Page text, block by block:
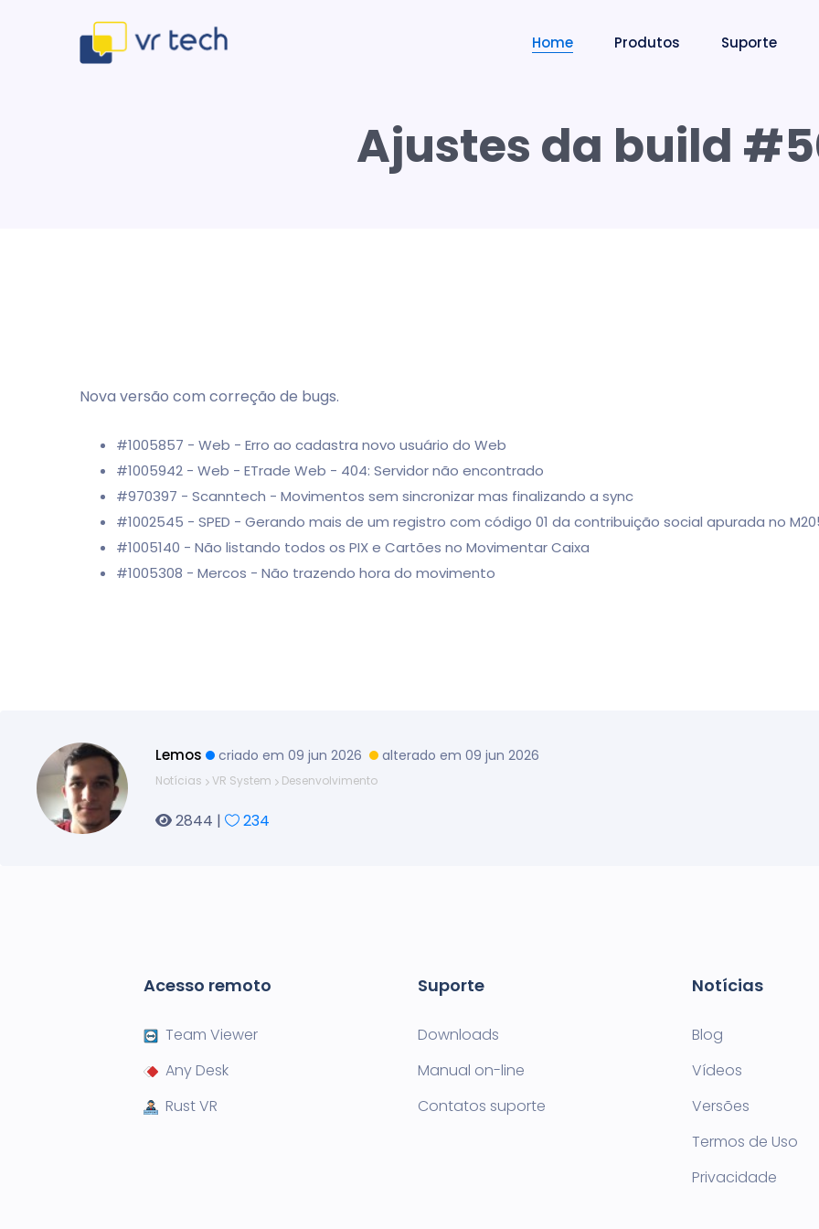
Home Produtos Suporte
Ajustes da build
Nova versão com correção de bugs.
#1005857 - Web - Erro ao cadastra novo usuário do Web
#1005942 - Web - ETrade Web - 404: Servidor não encontrado
#970397 - Scanntech - Movimentos sem sincronizar mas finalizando a sync
#1002545 - SPED - Gerando mais de um registro com código 01 da contribuição social apurada no
#1005140 - Não listando todos os PIX e Cartões no Movimentar Caixa
#1005308 - Mercos - Não trazendo hora do movimento
Lemos criado em 09 jun 2026 alterado em 09 jun 2026
Notícias VR System Desenvolvimento
2844 | 234
Acesso remoto
Team Viewer
Any Desk
Rust VR
Suporte
Downloads
Manual on-line
Contatos suporte
Notícias
Blog
Vídeos
Versões
Termos de Uso
Privacidade